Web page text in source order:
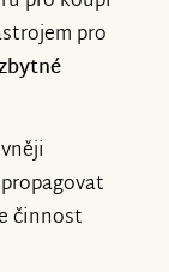
pro
činnost